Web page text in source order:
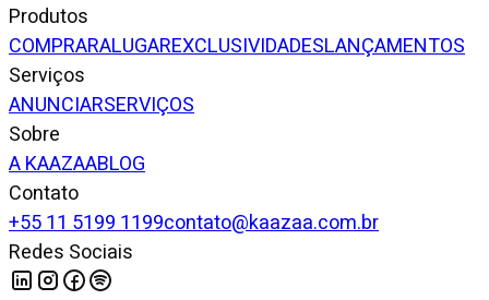
Produtos
COMPRARALUGAREXCLUSIVIDADESLANÇAMENTOS
Serviços
ANUNCIARSERVIÇOS
Sobre
A KAAZAABLOG
Contato
+55 11 5199 1199contato@kaazaa.com.br
Redes Sociais